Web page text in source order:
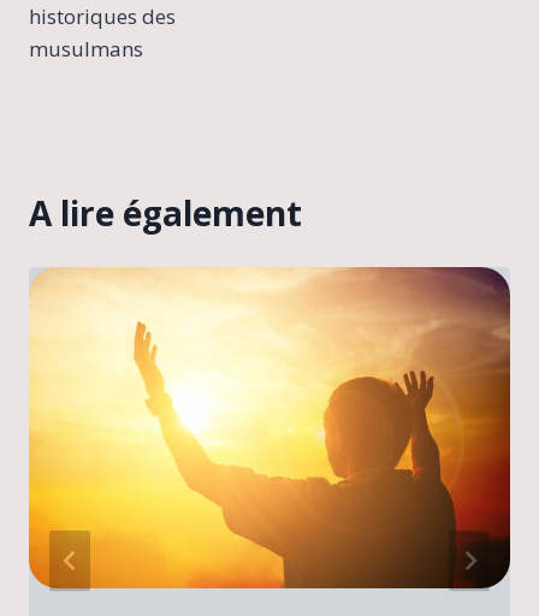
historiques des
musulmans
A lire également